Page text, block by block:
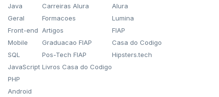
Java
Geral
Front-end
Mobile
SQL
JavaScript
PHP
Android
Carreiras Alura
Formacoes
Artigos
Graduacao FIAP
Pos-Tech FIAP
Livros Casa do Codigo
Alura
Lumina
FIAP
Casa do Codigo
Hipsters.tech